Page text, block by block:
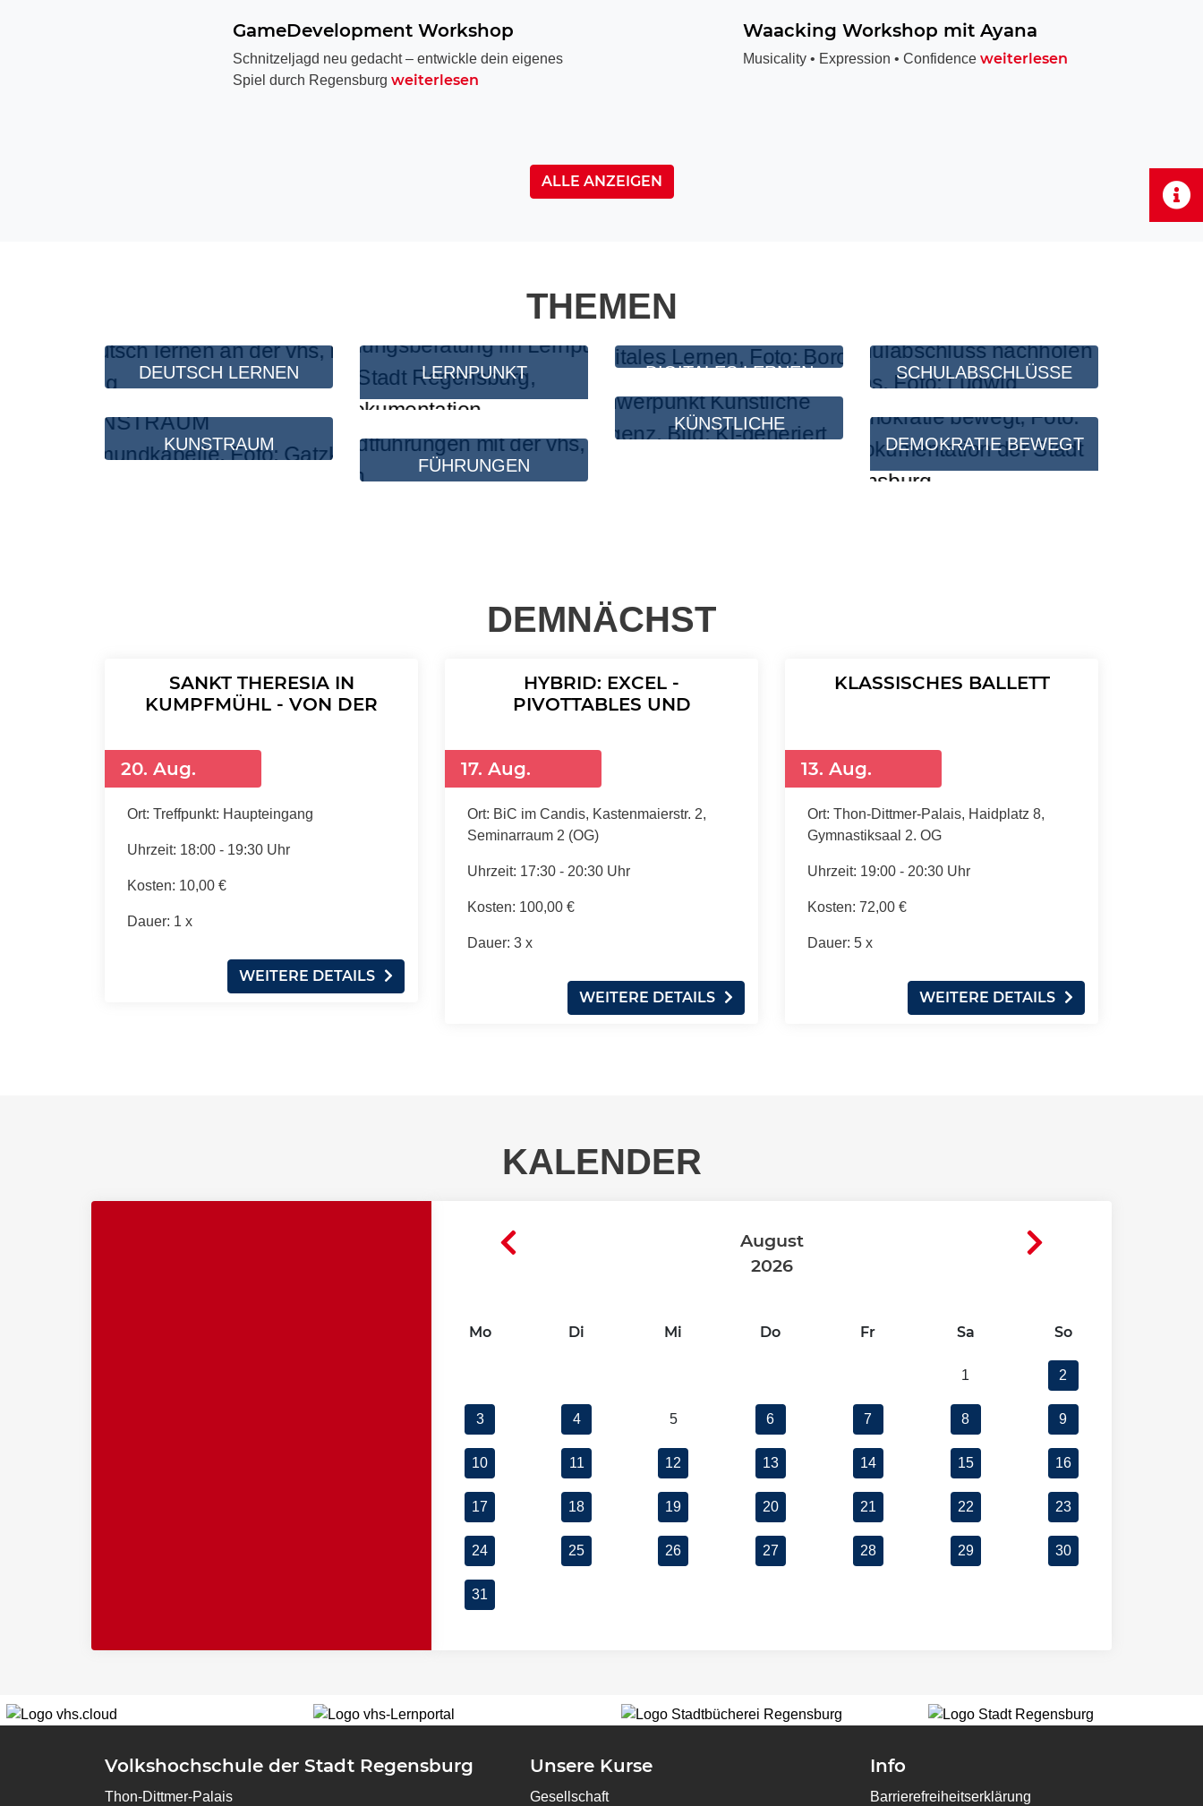
GameDevelopment Workshop
Schnitzeljagd neu gedacht – entwickle dein eigenes
Spiel durch Regensburg weiterlesen
Waacking Workshop mit Ayana
Musicality • Expression • Confidence weiterlesen
ALLE ANZEIGEN
THEMEN
DEUTSCH LERNEN
KUNSTRAUM
LERNPUNKT
FÜHRUNGEN
DIGITALES LERNEN
KÜNSTLICHE
SCHULABSCHLÜSSE
DEMOKRATIE BEWEGT
DEMNÄCHST
SANKT THERESIA IN
KUMPFMÜHL - VON DER
VERANSTALTUNGSORT...
20. Aug.
Ort: Treffpunkt: Haupteingang
Uhrzeit: 18:00 - 19:30 Uhr
Kosten: 10,00 €
Dauer: 1 x
WEITERE DETAILS
HYBRID: EXCEL -
PIVOTTABLES UND
17. Aug.
Ort: BiC im Candis, Kastenmaierstr. 2,
Seminarraum 2 (OG)
Uhrzeit: 17:30 - 20:30 Uhr
Kosten: 100,00 €
Dauer: 3 x
WEITERE DETAILS
KLASSISCHES BALLETT
13. Aug.
Ort: Thon-Dittmer-Palais, Haidplatz 8,
Gymnastiksaal 2. OG
Uhrzeit: 19:00 - 20:30 Uhr
Kosten: 72,00 €
Dauer: 5 x
WEITERE DETAILS
KALENDER
August
2026
Mo Di Mi Do Fr Sa So
1 2
3 4 5 6 7 8 9
10 11 12 13 14 15 16
17 18 19 20 21 22 23
24 25 26 27 28 29 30
31
Volkshochschule der Stadt Regensburg
Thon-Dittmer-Palais
Unsere Kurse
Gesellschaft
Info
Barrierefreiheitserklärung